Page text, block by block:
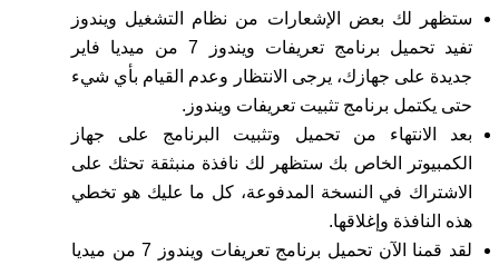
ستظهر لك بعض الإشعارات من نظام التشغيل ويندوز
تفيد تحميل برنامج تعريفات ويندوز 7 من ميديا فاير
جديدة على جهازك، يرجى الانتظار وعدم القيام بأي شيء
حتى يكتمل برنامج تثبيت تعريفات ويندوز.
بعد الانتهاء من تحميل وتثبيت البرنامج على جهاز
الكمبيوتر الخاص بك ستظهر لك نافذة منبثقة تحثك على
الاشتراك في النسخة المدفوعة، كل ما عليك هو تخطي
هذه النافذة وإغلاقها.
لقد قمنا الآن تحميل برنامج تعريفات ويندوز 7 من ميديا